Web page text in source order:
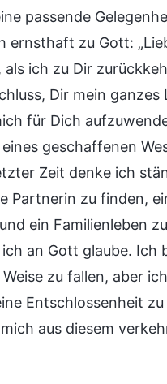
passende
ernsthaft zu Gott:
als ich zu Dir
Dir mein ganzes
für Dich
geschaffenen
Zeit denke ich
Partnerin zu finden,
ein Familienleben
an Gott glaube. Ich
Weise zu fallen, aber
Entschlossenheit
aus diesem